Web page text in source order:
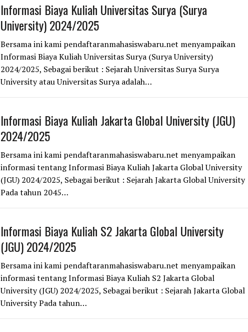
Informasi Biaya Kuliah Universitas Surya (Surya
University) 2024/2025
Bersama ini kami pendaftaranmahasiswabaru.net menyampaikan
Informasi Biaya Kuliah Universitas Surya (Surya University)
2024/2025, Sebagai berikut : Sejarah Universitas Surya Surya
University atau Universitas Surya adalah…
Informasi Biaya Kuliah Jakarta Global University (JGU)
2024/2025
Bersama ini kami pendaftaranmahasiswabaru.net menyampaikan
informasi tentang Informasi Biaya Kuliah Jakarta Global University
(JGU) 2024/2025, Sebagai berikut : Sejarah Jakarta Global University
Pada tahun 2045…
Informasi Biaya Kuliah S2 Jakarta Global University
(JGU) 2024/2025
Bersama ini kami pendaftaranmahasiswabaru.net menyampaikan
informasi tentang Informasi Biaya Kuliah S2 Jakarta Global
University (JGU) 2024/2025, Sebagai berikut : Sejarah Jakarta Global
University Pada tahun…